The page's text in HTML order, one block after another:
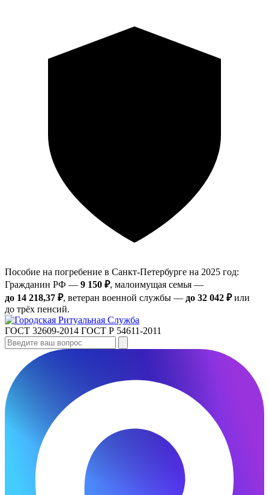
Пособие на погребение в Санкт‑Петербурге на 2025 год:
Гражданин РФ — 9 150 ₽, малоимущая семья —
до 14 218,37 ₽, ветеран военной службы — до 32 042 ₽или
до трёх пенсий.
ГОСТ 32609-2014 ГОСТ Р 54611-2011